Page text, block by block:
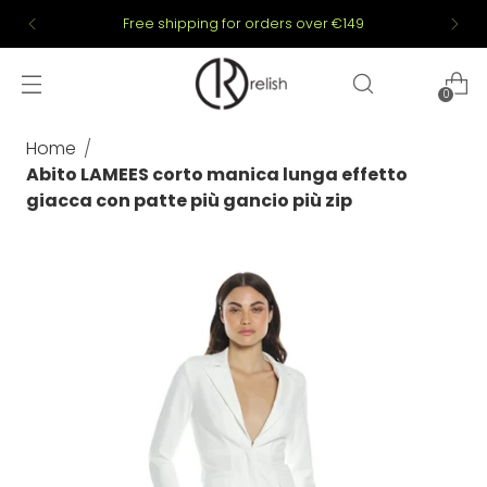
Free shipping for orders over €149
0
Home
Abito LAMEES corto manica lunga effetto
giacca con patte più gancio più zip